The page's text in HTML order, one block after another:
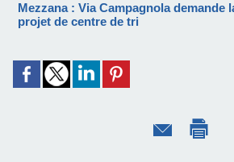
Mezzana : Via Campagnola demande
projet de centre de tri